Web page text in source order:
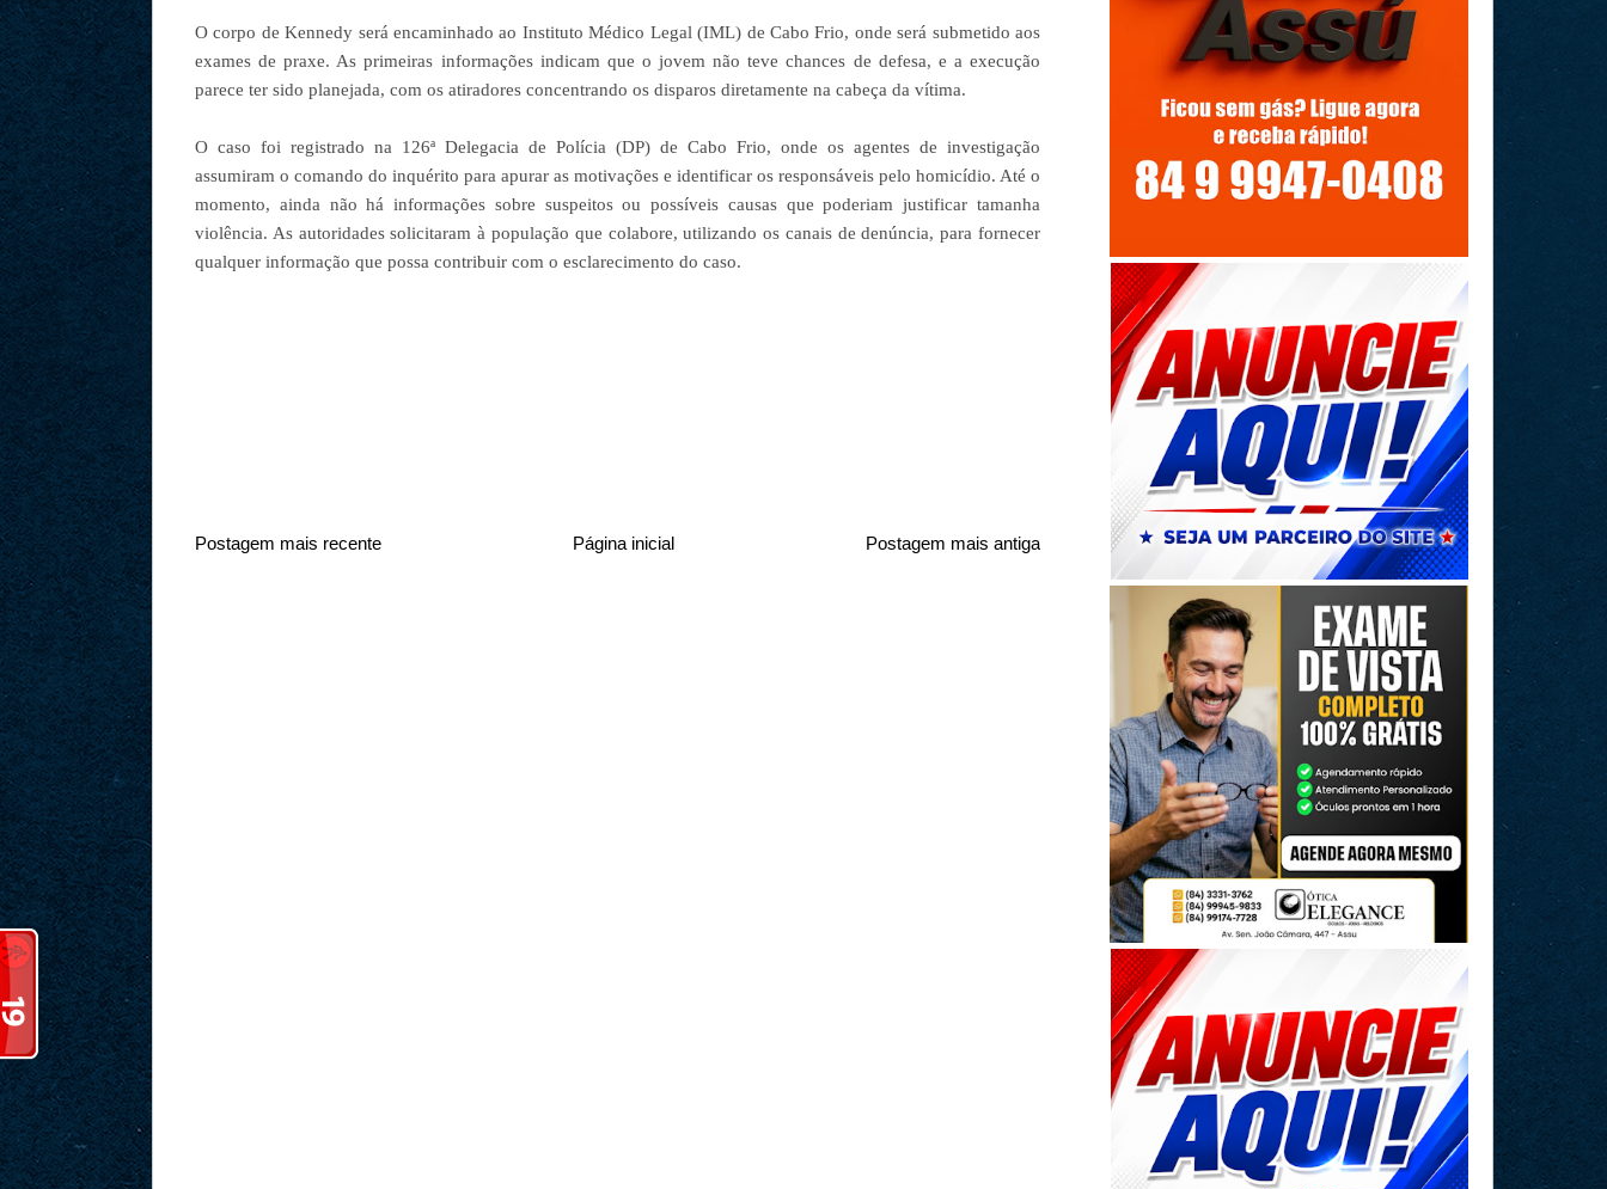
O corpo de Kennedy será encaminhado ao Instituto Médico Legal (IML) de Cabo Frio, onde será submetido aos
exames de praxe. As primeiras informações indicam que o jovem não teve chances de defesa, e a execução
parece ter sido planejada, com os atiradores concentrando os disparos diretamente na cabeça da vítima.
O caso foi registrado na 126ª Delegacia de Polícia (DP) de Cabo Frio, onde os agentes de investigação
assumiram o comando do inquérito para apurar as motivações e identificar os responsáveis pelo homicídio. Até o
momento, ainda não há informações sobre suspeitos ou possíveis causas que poderiam justificar tamanha
violência. As autoridades solicitaram à população que colabore, utilizando os canais de denúncia, para fornecer
qualquer informação que possa contribuir com o esclarecimento do caso.
Postagem mais recente Postagem mais antiga
Página inicial